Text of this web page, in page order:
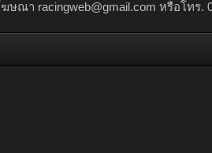
ฆษณา racingweb@gmail.com หรือโทร.